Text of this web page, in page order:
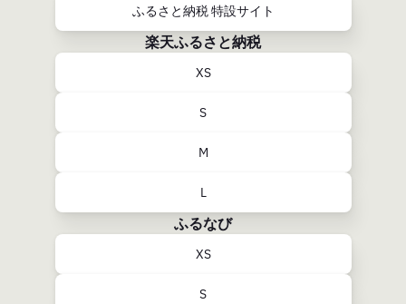
ふるさと納税 特設サイト
楽天ふるさと納税
XS
S
M
L
ふるなび
XS
S